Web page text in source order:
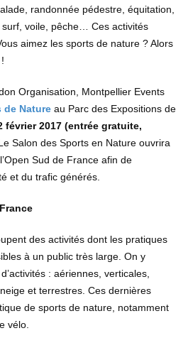
randonnée pédestre, équitation,
voile, pêche… Ces activités
aimez les sports de nature ? Alors
Organisation, Montpellier Events
de Nature au Parc des Expositions de
février 2017 (entrée gratuite,
Le Salon des Sports en Nature ouvrira
Sud de France afin de
et du trafic générés.
des activités dont les pratiques
à un public très large. On y
: aériennes, verticales,
et terrestres. Ces dernières
de sports de nature, notamment
vélo.